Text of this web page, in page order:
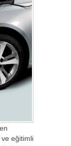
ve eğitimli